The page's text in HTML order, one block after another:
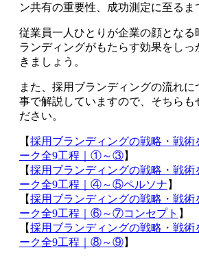
ン共有の重要性、成功測定に至るま
従業員一人ひとりが企業の顔となる
ランディングがもたらす効果をしっ
きましょう。
また、採用ブランディングの流れ
事で解説していますので、そちらも
ださい。
【採用ブランディングの戦略・戦術
ーク全9工程｜①～③】
【採用ブランディングの戦略・戦術
ーク全9工程｜④～⑤ペルソナ 】
【採用ブランディングの戦略・戦術
ーク全9工程｜⑥～⑦コンセプト 】
【採用ブランディングの戦略・戦術
ーク全9工程｜⑧～⑨】